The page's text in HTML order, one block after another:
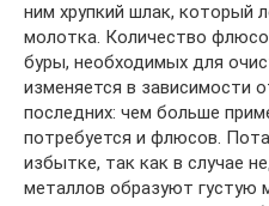
ним хрупкий шлак, который
молотка. Количество
буры, необходимых для
изменяется в зависимости
последних: чем больше
потребуется и флюсов.
избытке, так как в случае
металлов образуют густую